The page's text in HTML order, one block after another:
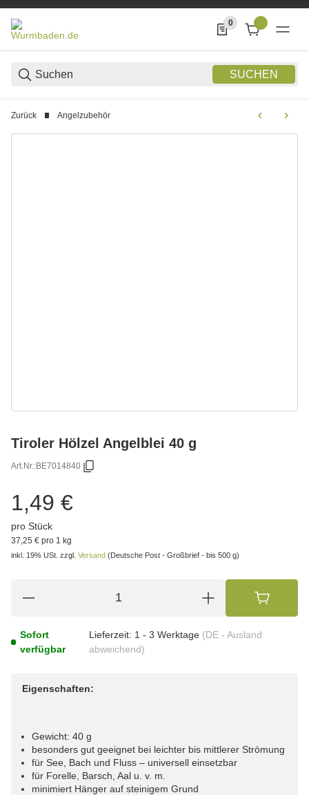
SUCHEN
0
0 Produkte in der
Zurück Angelzubehör
Tiroler Hölzel Angelblei 40 g
Art.Nr.:BE7014840
1,49 €
pro Stück
37,25 € pro 1 kg
inkl. 19% USt. zzgl. Versand (Deutsche Post - Großbrief - bis 500 g)
Sofort
verfügbar
Lieferzeit: 1 - 3 Werktage (DE - Ausland
abweichend)
Eigenschaften:
Gewicht: 40 g
besonders gut geeignet bei leichter bis mittlerer Strömung
für See, Bach und Fluss – universell einsetzbar
für Forelle, Barsch, Aal u. v. m.
minimiert Hänger auf steinigem Grund